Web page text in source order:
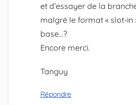
et d’essayer de la
malgré le format « slot-in
base…?
Encore merci.
Tanguy
Répondre